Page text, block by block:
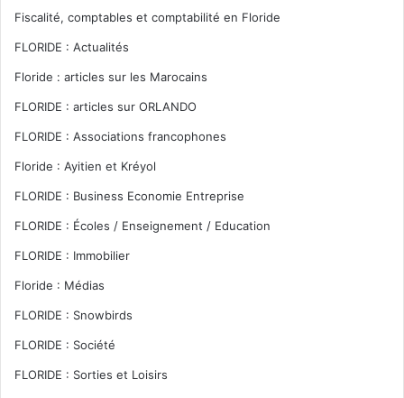
Fiscalité, comptables et comptabilité en Floride
FLORIDE : Actualités
Floride : articles sur les Marocains
FLORIDE : articles sur ORLANDO
FLORIDE : Associations francophones
Floride : Ayitien et Kréyol
FLORIDE : Business Economie Entreprise
FLORIDE : Écoles / Enseignement / Education
FLORIDE : Immobilier
Floride : Médias
FLORIDE : Snowbirds
FLORIDE : Société
FLORIDE : Sorties et Loisirs